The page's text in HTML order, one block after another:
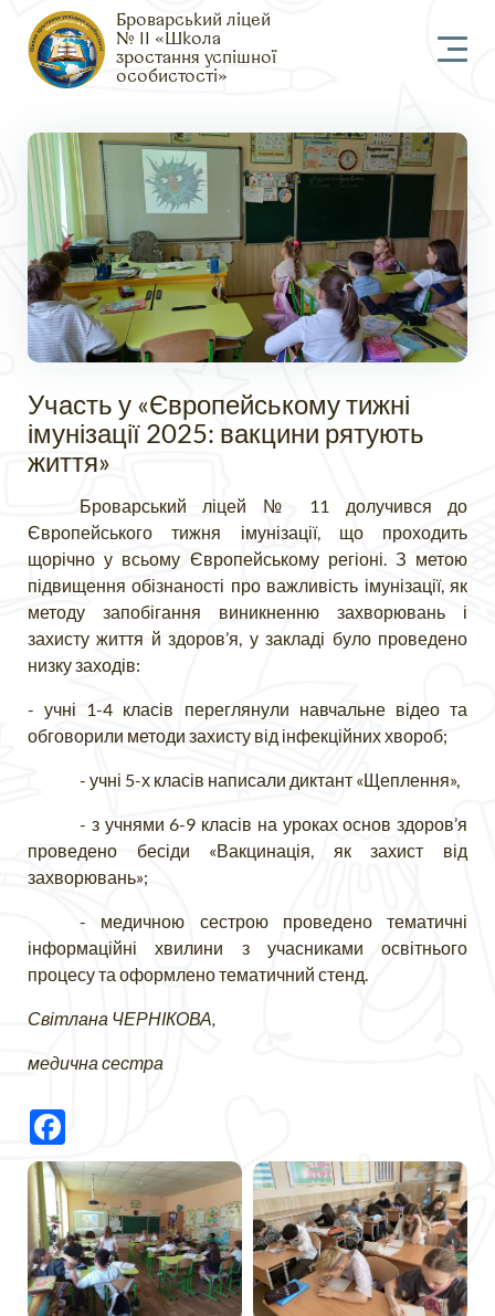
Броварський ліцей
№ 11 «Школа
зростання успішної
особистості»
Участь у «Європейському тижні
імунізації 2025: вакцини рятують
життя»
Броварський ліцей № 11 долучився до
Європейського тижня імунізації, що проходить
щорічно у всьому Європейському регіоні. З метою
підвищення обізнаності про важливість імунізації, як
методу запобігання виникненню захворювань і
захисту життя й здоров’я, у закладі було проведено
низку заходів:
- учні 1-4 класів переглянули навчальне відео та
обговорили методи захисту від інфекційних хвороб;
- учні 5-х класів написали диктант «Щеплення»,
- з учнями 6-9 класів на уроках основ здоров’я
проведено бесіди «Вакцинація, як захист від
захворювань»;
- медичною сестрою проведено тематичні
інформаційні хвилини з учасниками освітнього
процесу та оформлено тематичний стенд.
Світлана ЧЕРНІКОВА,
медична сестра